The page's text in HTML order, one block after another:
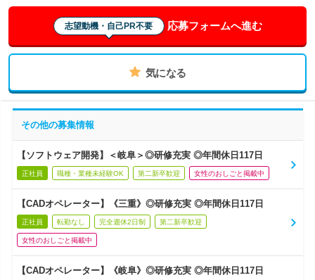
志望動機・自己PR不要 応募フォームへ進む
気になる
その他の募集情報
【ソフトウェア開発】＜岐阜＞◎研修充実 ◎年間休日117日
正社員 職種・業種未経験OK 第二新卒歓迎 女性のおしごと掲載中
【CADオペレーター】《三重》◎研修充実 ◎年間休日117日
正社員 転勤なし 完全週休2日制 第二新卒歓迎
女性のおしごと掲載中
【CADオペレーター】《岐阜》◎研修充実 ◎年間休日117日